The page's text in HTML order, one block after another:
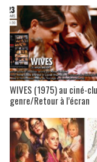
WIVES (1975) au ciné-
genre/Retour à l’écran